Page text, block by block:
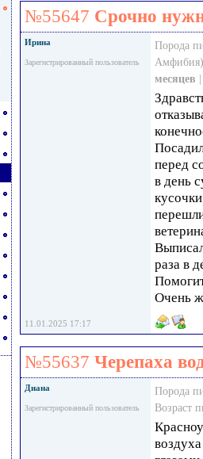
№55647 Срочно
Ирина
Зарегистрированный пользователь
Порода
месяцев
перед
в день
раза в
Очень
11.01.2025 17:17
№55637 Черепаха
Диана
Зарегистрированный пользователь
Порода
Возраст